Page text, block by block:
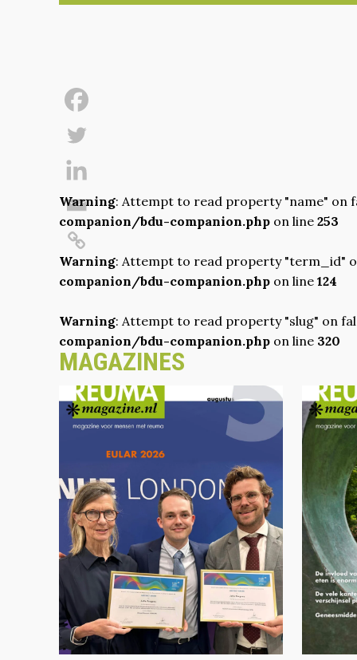
Warning: Attempt to read property "name" on
companion/bdu-companion.php on line 253
Warning: Attempt to read property "term_id"
companion/bdu-companion.php on line 124
Warning: Attempt to read property "slug" on
companion/bdu-companion.php on line 320
MAGAZINES